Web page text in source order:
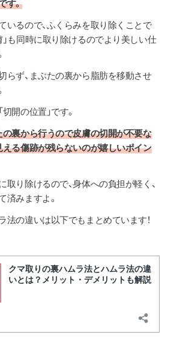
す。
いるので、ふくらみを取り除くことで
」も同時に取り除けるのでより美しい仕
らず、まぶたの裏から脂肪を移動させ
開の位置」です。
の裏から行うので皮膚の切開が不要な
える傷跡が残らないのが嬉しいポイン
り除けるので、身体への負担が軽く、
済みますよ。
の違いは以下でもまとめています！